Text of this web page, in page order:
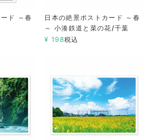
ド ～春
日本の絶景ポストカード ～春
～ 小湊鉄道と菜の花/千葉
¥ 198税込